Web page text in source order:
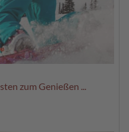
zum Genießen ...